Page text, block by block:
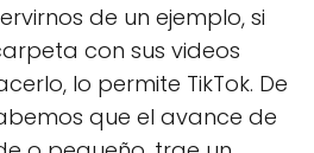
de un ejemplo, si
con sus videos
lo permite TikTok. De
que el avance de